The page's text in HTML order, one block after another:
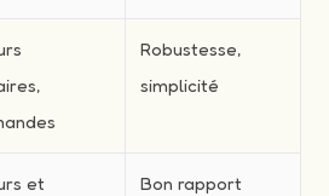
Robustesse,
simplicité
et
Bon rapport